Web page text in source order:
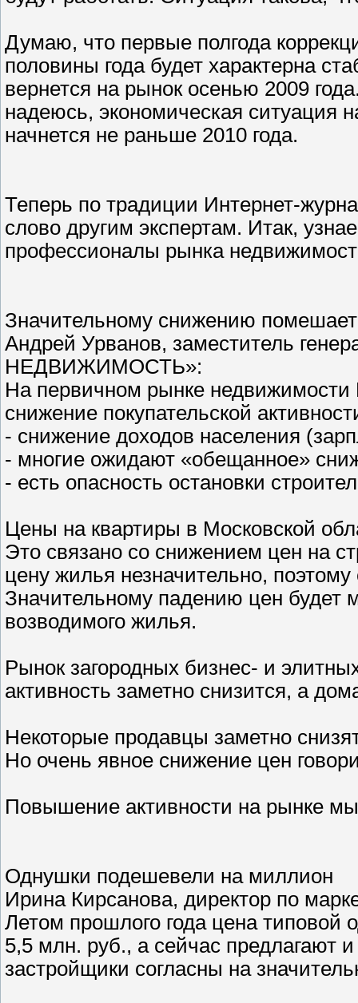
Думаю, что первые полгода
половины года будет характерна
вернется на рынок осенью 2009
надеюсь, экономическая ситуация
начнется не раньше 2010 года.
Теперь по традиции Интернет-
слово другим экспертам. Итак,
профессионалы рынка
Значительному снижению
Андрей Урванов, заместитель
НЕДВИЖИМОСТЬ»:
На первичном рынке недвижимости
снижение покупательской
- снижение доходов населения
- многие ожидают «обещанное»
- есть опасность остановки
Цены на квартиры в Московской
Это связано со снижением цен на
цену жилья незначительно,
Значительному падению цен будет
возводимого жилья.
Рынок загородных бизнес- и
активность заметно снизится, а
Некоторые продавцы заметно
Но очень явное снижение цен
Повышение активности на рынке
Однушки подешевели на миллион
Ирина Кирсанова, директор по
Летом прошлого года цена типовой
5,5 млн. руб., а сейчас предлагают
застройщики согласны на